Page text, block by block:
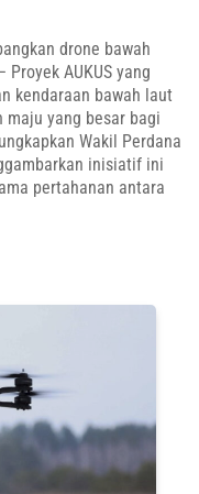
drone bawah
Proyek AUKUS yang
kendaraan bawah laut
maju yang besar bagi
Wakil Perdana
inisiatif ini
pertahanan antara